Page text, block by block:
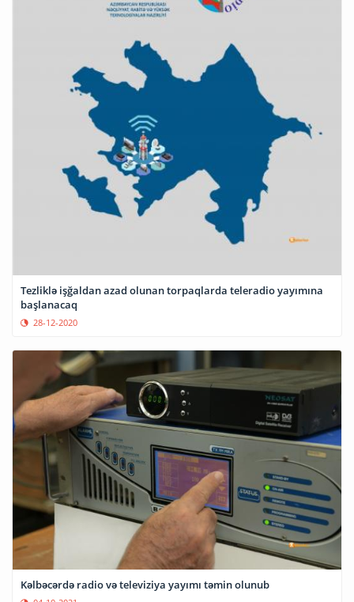
Tezliklə işğaldan azad olunan torpaqlarda teleradio yayımına
başlanacaq
28-12-2020
Kəlbəcərdə radio və televiziya yayımı təmin olunub